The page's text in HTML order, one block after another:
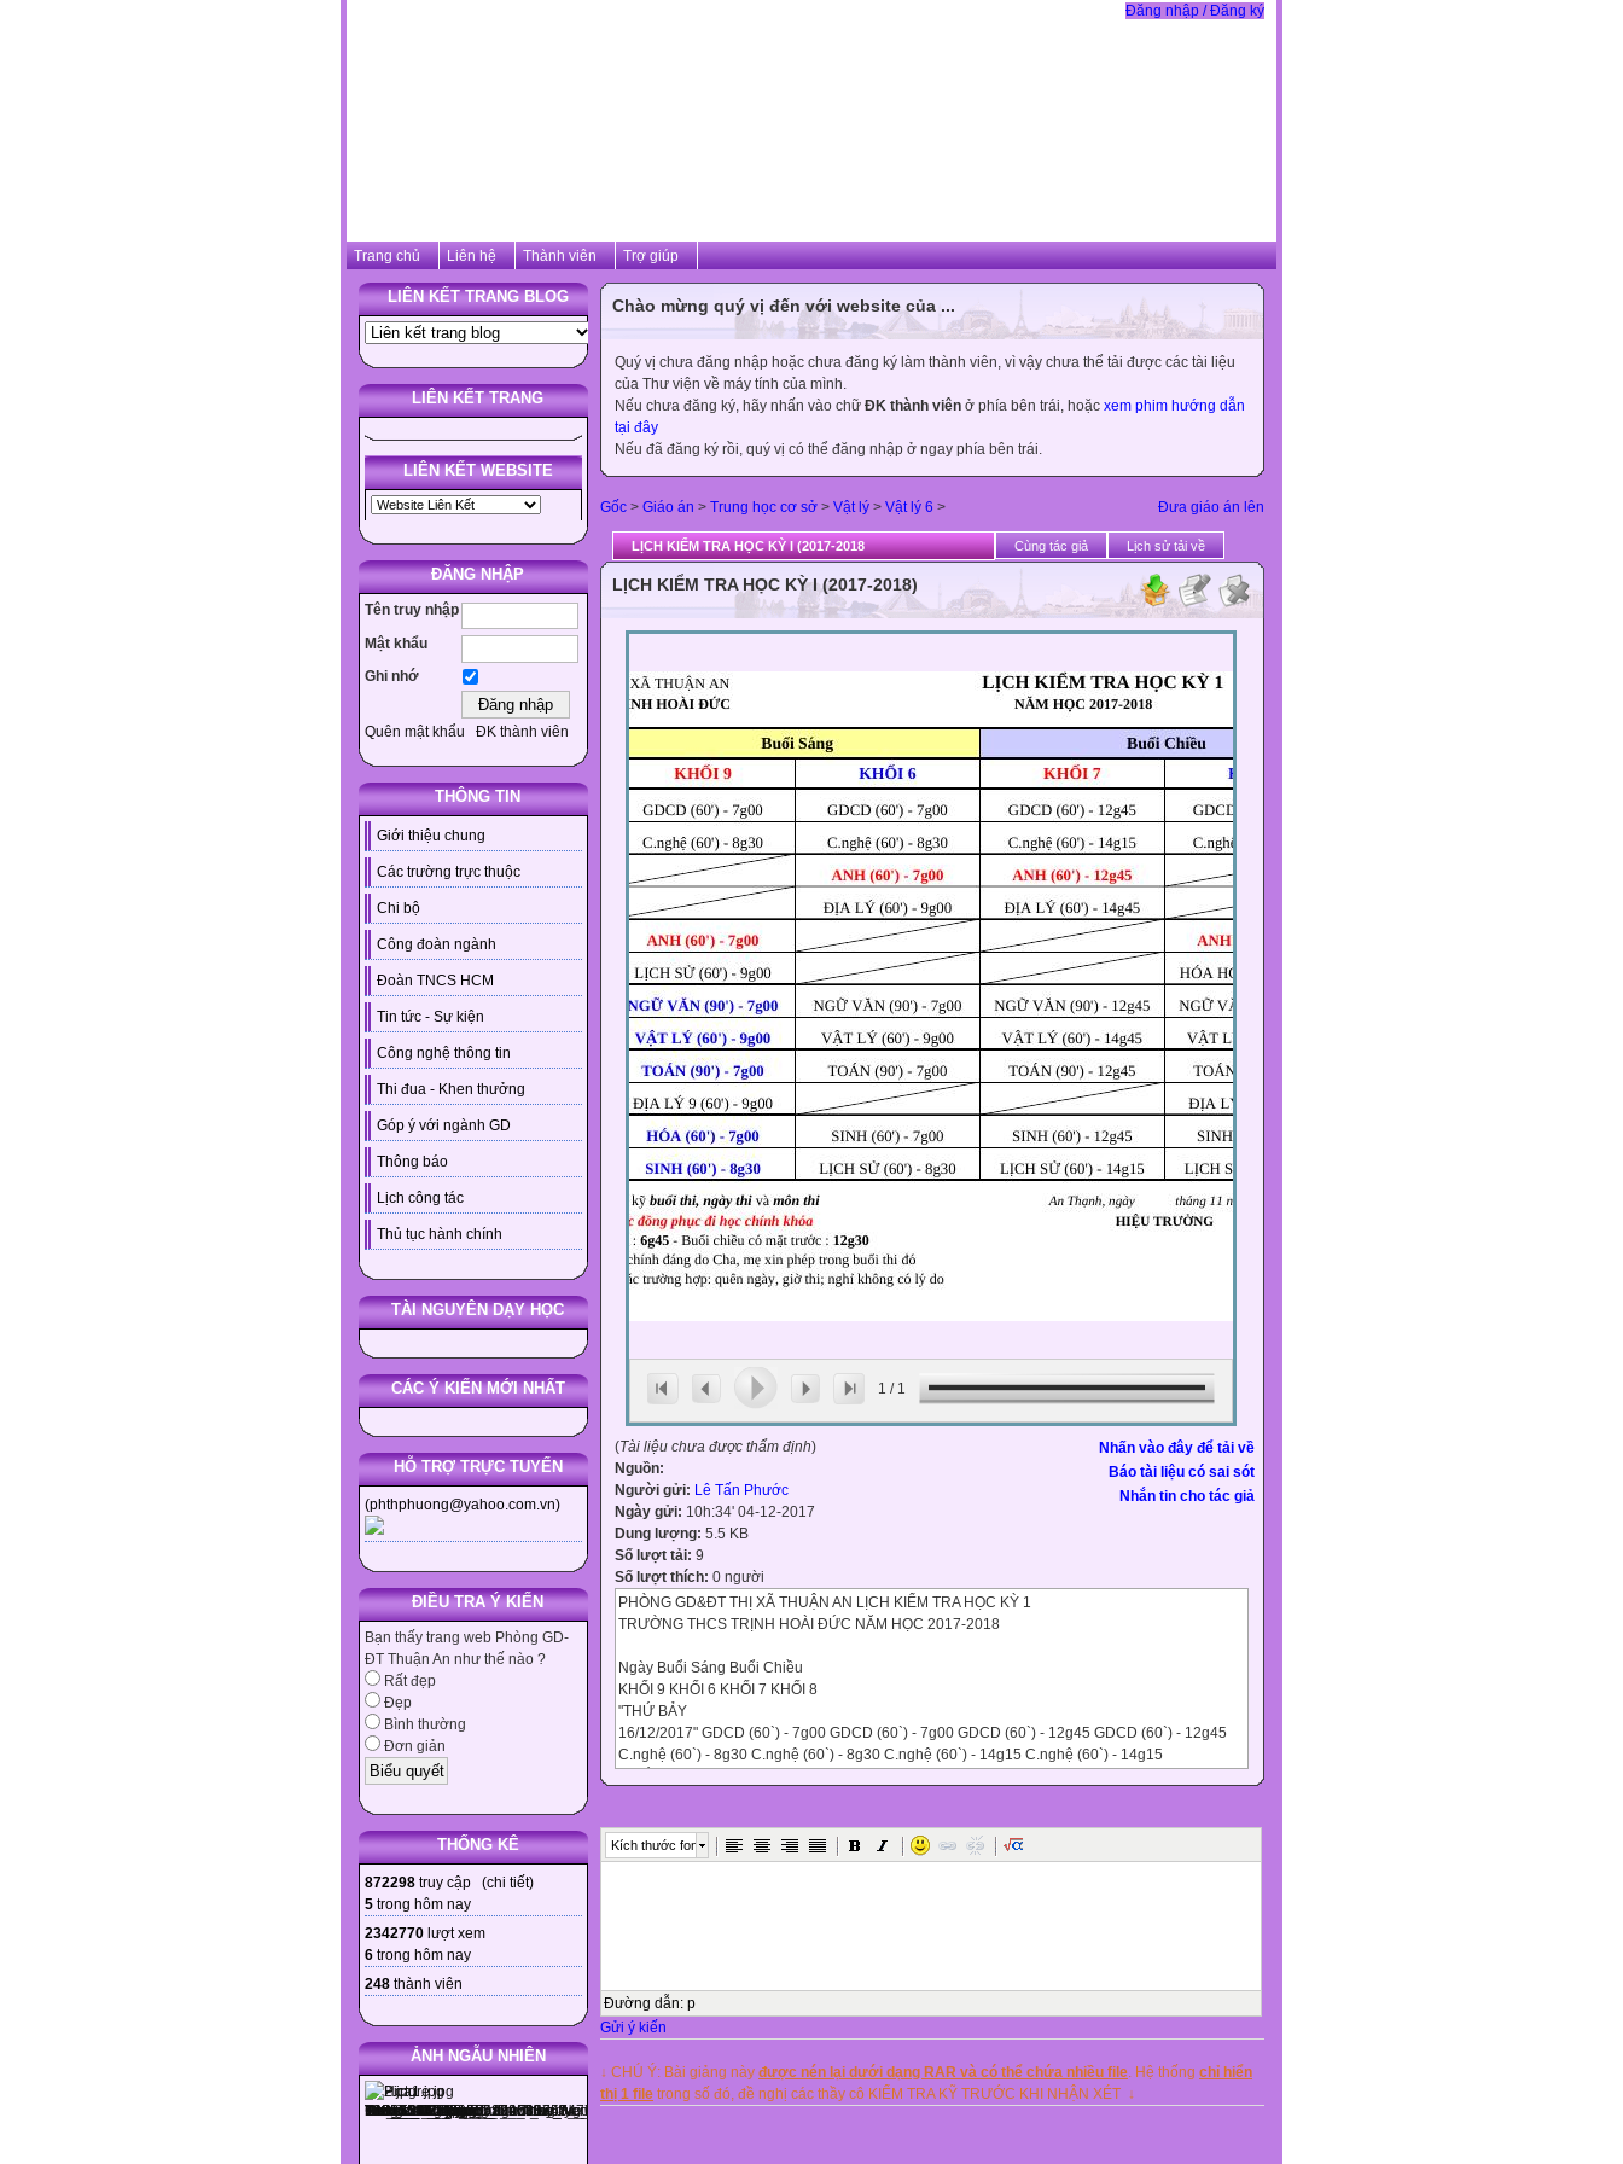
Đăng nhập / Đăng ký
Trang chủ Liên hệ Thành viên Trợ giúp
LIÊN KẾT TRANG BLOG
LIÊN KẾT TRANG
LIÊN KẾT WEBSITE
ĐĂNG NHẬP
Tên truy nhập
Mật khẩu
Ghi nhớ
Quên mật khẩu ĐK thành viên
THÔNG TIN
Giới thiệu chung
Các trường trực thuộc
Chi bộ
Công đoàn ngành
Đoàn TNCS HCM
Tin tức - Sự kiện
Công nghệ thông tin
Thi đua - Khen thưởng
Góp ý với ngành GD
Thông báo
Lịch công tác
Thủ tục hành chính
TÀI NGUYÊN DẠY HỌC
CÁC Ý KIẾN MỚI NHẤT
HỖ TRỢ TRỰC TUYẾN
(phthphuong@yahoo.com.vn)
ĐIỀU TRA Ý KIẾN
Bạn thấy trang web Phòng GD-
ĐT Thuận An như thế nào ?
Rất đẹp
Đẹp
Bình thường
Đơn giản
THỐNG KÊ
872298 truy cập (chi tiết)
5 trong hôm nay
2342770 lượt xem
6 trong hôm nay
248 thành viên
ẢNH NGẪU NHIÊN
Chào mừng quý vị đến với website của ...
Quý vị chưa đăng nhập hoặc chưa đăng ký làm thành viên, vì vậy chưa thể tải được các tài liệu
của Thư viện về máy tính của mình.
Nếu chưa đăng ký, hãy nhấn vào chữ ĐK thành viên ở phía bên trái, hoặc xem phim hướng dẫn
tại đây
Nếu đã đăng ký rồi, quý vị có thể đăng nhập ở ngay phía bên trái.
Đưa giáo án lên
Gốc > Giáo án > Trung học cơ sở > Vật lý > Vật lý 6 >
LỊCH KIỂM TRA HỌC KỲ I (2017-2018 Cùng tác giả Lịch sử tải về
LỊCH KIỂM TRA HỌC KỲ I (2017-2018)
1 / 1
Nhấn vào đây để tải về
Báo tài liệu có sai sót
Nhắn tin cho tác giả
(Tài liệu chưa được thẩm định)
Nguồn:
Người gửi: Lê Tấn Phước
Ngày gửi: 10h:34' 04-12-2017
Dung lượng: 5.5 KB
Số lượt tải: 9
Số lượt thích: 0 người
PHÒNG GD&ĐT THỊ XÃ THUẬN AN LỊCH KIỂM TRA HỌC KỲ 1
TRƯỜNG THCS TRỊNH HOÀI ĐỨC NĂM HỌC 2017-2018
Ngày Buổi Sáng Buổi Chiều
KHỐI 9 KHỐI 6 KHỐI 7 KHỐI 8
"THỨ BẢY
16/12/2017" GDCD (60`) - 7g00 GDCD (60`) - 7g00 GDCD (60`) - 12g45 GDCD (60`) - 12g45
C.nghệ (60`) - 8g30 C.nghệ (60`) - 8g30 C.nghệ (60`) - 14g15 C.nghệ (60`) - 14g15
"THỨ BA
19/12/2017" ANH (60`) - 7g00 ANH (60`) - 12g45
"THỨ NĂM
21/12/2017" TOÁN (90`) - 7g00 TOÁN (90`) - 7g00 TOÁN (90`) - 12g45 TOÁN (90`) - 12g45
ĐỊA LÝ 9 (60`) - 9g00 ĐỊA LÝ (60`) - 14g45
"THỨ SÁU
22/12/2017" HÓA (60`) - 7g00 SINH (60`) - 7g00 SINH (60`) - 12g45 SINH (60`) - 12g45
SINH (60`) - 8g30 LỊCH SỬ (60`) - 8g30 LỊCH SỬ (60`) - 14g15 LỊCH SỬ (60`) - 14g15
Kích thước font
Đường dẫn: p
Gửi ý kiến
↓ CHÚ Ý: Bài giảng này được nén lại dưới dạng RAR và có thể chứa nhiều file . Hệ thống chỉ hiển
thị 1 file trong số đó, đề nghị các thầy cô KIỂM TRA KỸ TRƯỚC KHI NHẬN XÉT ↓